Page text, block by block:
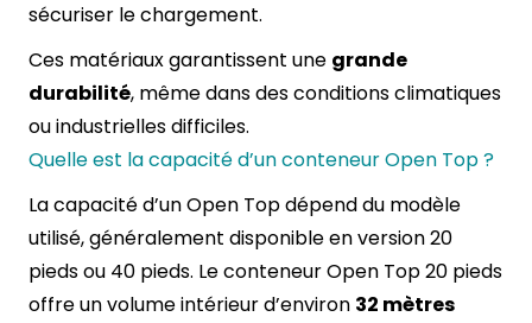
sécuriser le chargement.
Ces matériaux garantissent une grande
durabilité, même dans des conditions climatiques
ou industrielles difficiles.
Quelle est la capacité d’un conteneur Open Top ?
La capacité d’un Open Top dépend du modèle
utilisé, généralement disponible en version 20
pieds ou 40 pieds. Le conteneur Open Top 20 pieds
offre un volume intérieur d’environ 32 mètres